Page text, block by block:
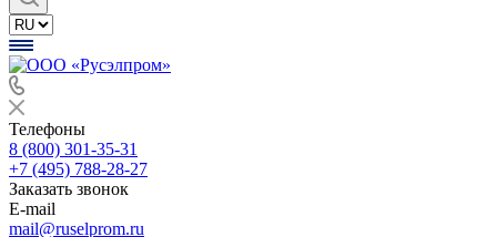
Телефоны
8 (800) 301-35-31
+7 (495) 788-28-27
Заказать звонок
E-mail
mail@ruselprom.ru